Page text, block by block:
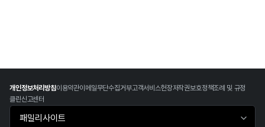
개인정보처리방침이용약관이메일무단수집거부고객서비스헌장저작권보호정책조례 및 규정
클린신고센터
패밀리사이트 바로가기